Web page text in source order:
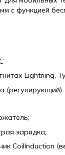
с функцией
Lightning,
(регулирующий)
зарядка;
CoilInduction